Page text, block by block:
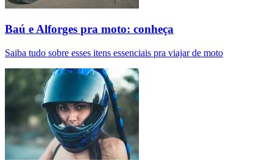
Baú e Alforges pra moto: conheça
Saiba tudo sobre esses itens essenciais pra viajar de moto